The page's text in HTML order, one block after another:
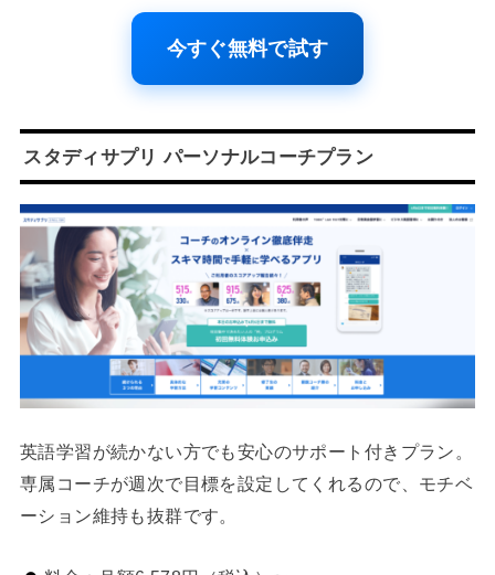
今すぐ無料で試す
スタディサプリ パーソナルコーチプラン
英語学習が続かない方でも安心のサポート付きプラン。
専属コーチが週次で目標を設定してくれるので、モチベ
ーション維持も抜群です。